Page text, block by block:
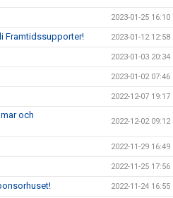
2023-01-25 16:10
Framtidssupporter! 2023-01-12 12:58
2023-01-03 20:34
2023-01-02 07:46
2022-12-07 19:17
och
2022-12-02 09:12
2022-11-29 16:49
2022-11-25 17:56
2022-11-24 16:55